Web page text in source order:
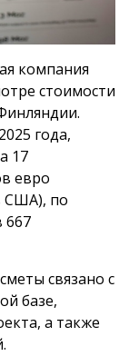
компания
стоимости
года,
17
евро
США), по
667
связано с
базе,
а также